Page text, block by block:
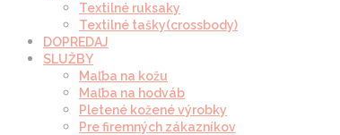
Textilné ruksaky
Textilné tašky(crossbody)
DOPREDAJ
SLUŽBY
Maľba na kožu
Maľba na hodváb
Pletené kožené výrobky
Pre firemných zákazníkov